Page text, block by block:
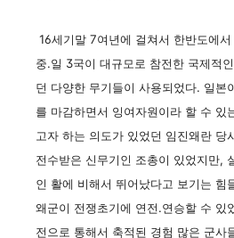
16세기말 7여년에 걸쳐서 한반도에
중.일 3국이 대규모로 참전한 국제적
던 다양한 무기들이 사용되었다. 일본
를 마감하면서 잉여자원이라 할 수 있
고자 하는 의도가 있었던 임진왜란 당
전수받은 신무기인 조총이 있었지만,
인 활에 비해서 뛰어났다고 보기는 힘
왜군이 전쟁초기에 연전.연승할 수 있
전으로 통해서 축적된 경험 많은 군사